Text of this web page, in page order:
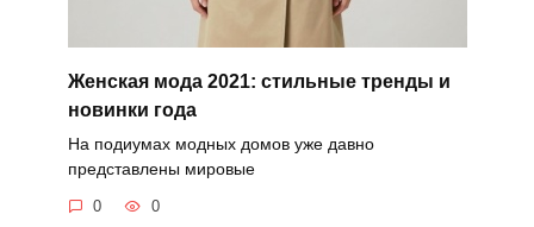
Женская мода 2021: стильные тренды и
новинки года
На подиумах модных домов уже давно
представлены мировые
0 0